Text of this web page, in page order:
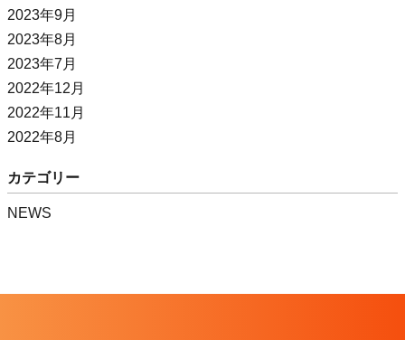
2023年9月
2023年8月
2023年7月
2022年12月
2022年11月
2022年8月
カテゴリー
NEWS